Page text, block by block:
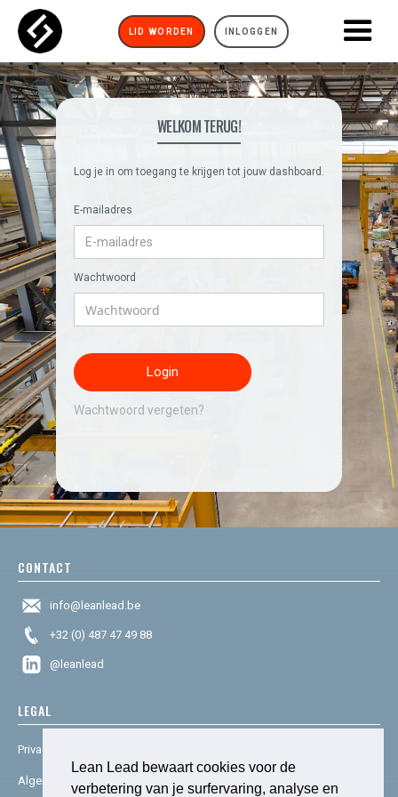
Lean Lead bewaart cookies voor de
verbetering van je surfervaring, analyse en
LID WORDEN INLOGGEN
WELKOM TERUG!
Log je in om toegang te krijgen tot jouw dashboard.
E-mailadres
Wachtwoord
Wachtwoord vergeten?
CONTACT
info@leanlead.be
+32 (0) 487 47 49 88
@leanlead
LEGAL
Privacy & cookies
Algemene voorwaarden